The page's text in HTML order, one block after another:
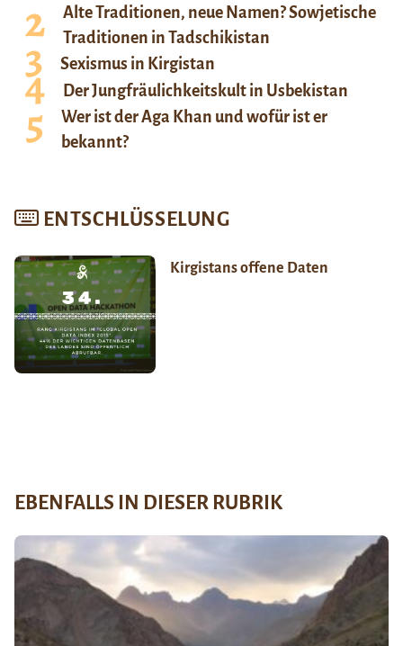
Alte Traditionen, neue Namen? Sowjetische
Traditionen in Tadschikistan
Sexismus in Kirgistan
Der Jungfräulichkeitskult in Usbekistan
Wer ist der Aga Khan und wofür ist er
bekannt?
ENTSCHLÜSSELUNG
Kirgistans offene Daten
EBENFALLS IN DIESER RUBRIK